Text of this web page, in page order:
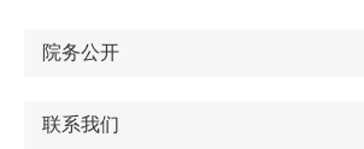
院务公开
联系我们